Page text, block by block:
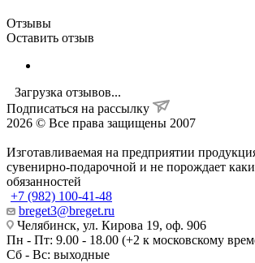
Отзывы
Оставить отзыв
Загрузка отзывов...
Подписаться на рассылку
2026 © Все права защищены 2007
Изготавливаемая на предприятии
сувенирно-подарочной и не порождает
обязанностей
+7 (982) 100-41-48
breget3@breget.ru
Челябинск, ул. Кирова 19, оф. 906
Пн - Пт: 9.00 - 18.00 (+2 к московскому
Сб - Вс: выходные